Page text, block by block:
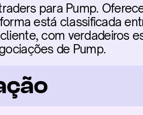
para Pump.
está classificada
com verdadeiros
de Pump.